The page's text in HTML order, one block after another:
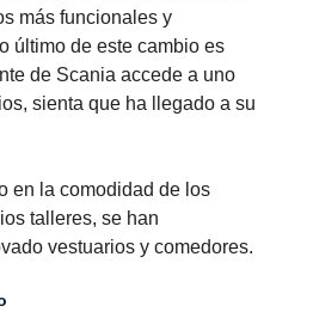
más funcionales y
último de este cambio es
de Scania accede a uno
sienta que ha llegado a su
en la comodidad de los
talleres, se han
vestuarios y comedores.